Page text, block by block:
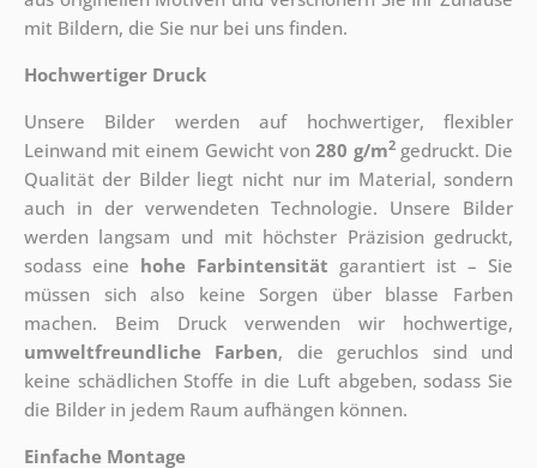
mit Bildern, die Sie nur bei uns finden.
Hochwertiger Druck
Unsere Bilder werden auf hochwertiger, flexibler
Leinwand mit einem Gewicht von280 g/m2gedruckt. Die
Qualität der Bilder liegt nicht nur im Material, sondern
auch in der verwendeten Technologie. Unsere Bilder
werden langsam und mit höchster Präzision gedruckt,
sodass eine hohe Farbintensität garantiert ist – Sie
müssen sich also keine Sorgen über blasse Farben
machen. Beim Druck verwenden wir hochwertige,
umweltfreundliche Farben, die geruchlos sind und
keine schädlichen Stoffe in die Luft abgeben, sodass Sie
die Bilder in jedem Raum aufhängen können.
Einfache Montage